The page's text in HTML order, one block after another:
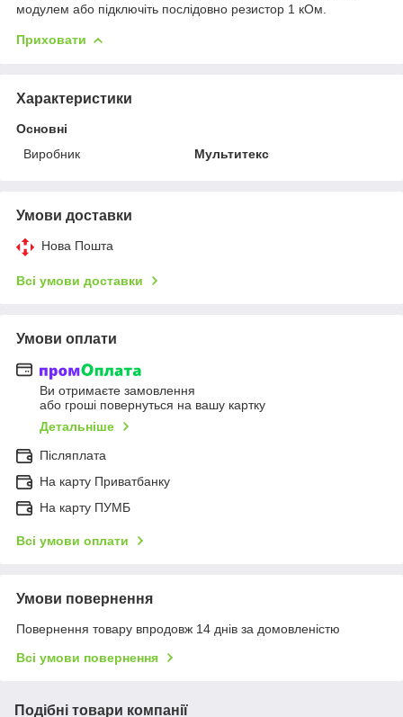
модулем або підключіть послідовно резистор 1 кОм.
Приховати
Характеристики
Основні
Виробник
Мультитекс
Умови доставки
Нова Пошта
Всі умови доставки
Умови оплати
Ви отримаєте замовлення
або гроші повернуться на вашу картку
Детальніше
Післяплата
На карту Приватбанку
На карту ПУМБ
Всі умови оплати
Умови повернення
Повернення товару впродовж 14 днів за домовленістю
Всі умови повернення
Подібні товари компанії